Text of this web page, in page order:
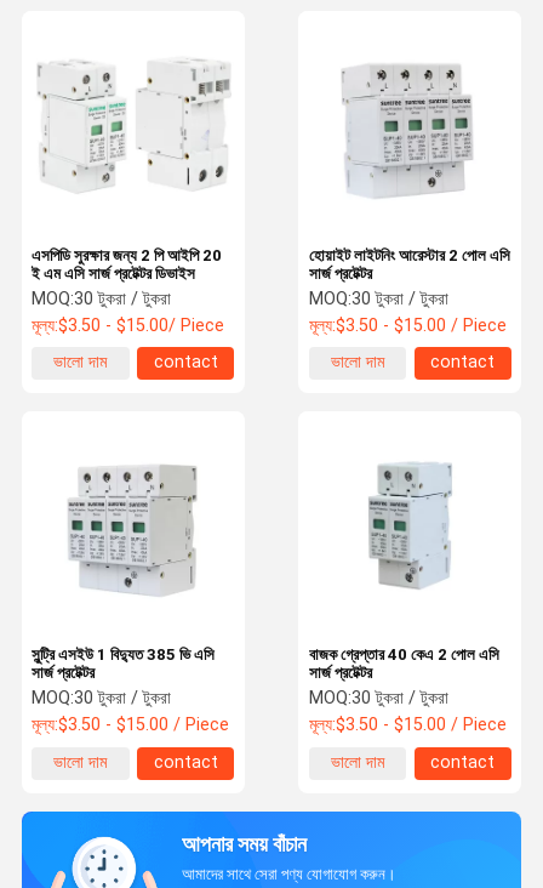
এসপিডি সুরক্ষার জন্য 2 পি আইপি 20
ই এম এসি সার্জ প্রটেক্টর ডিভাইস
MOQ:30 টুকরা / টুকরা
মূল্য:$3.50 - $15.00/ Piece
ভালো দাম
contact
হোয়াইট লাইটনিং আরেস্টার 2 পোল এসি
সার্জ প্রটেক্টর
MOQ:30 টুকরা / টুকরা
মূল্য:$3.50 - $15.00 / Piece
ভালো দাম
contact
সুন্ট্রি এসইউ 1 বিদ্যুত 385 ভি এসি
সার্জ প্রটেক্টর
MOQ:30 টুকরা / টুকরা
মূল্য:$3.50 - $15.00 / Piece
ভালো দাম
contact
বাজক গ্রেপ্তার 40 কেএ 2 পোল এসি
সার্জ প্রটেক্টর
MOQ:30 টুকরা / টুকরা
মূল্য:$3.50 - $15.00 / Piece
ভালো দাম
contact
আপনার সময় বাঁচান
আমাদের সাথে সেরা পণ্য যোগাযোগ করুন।